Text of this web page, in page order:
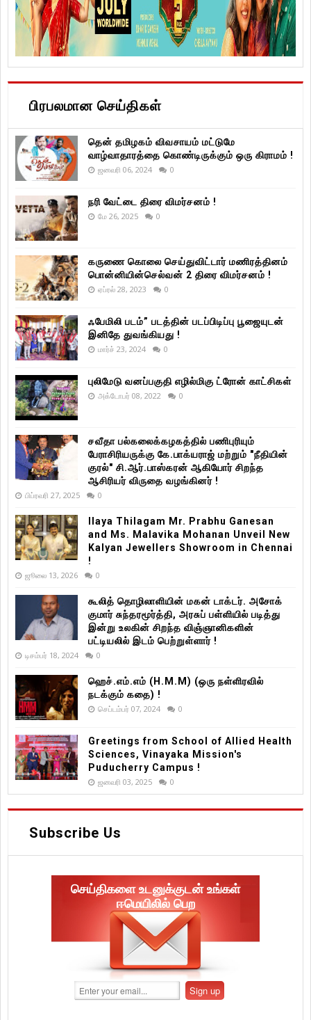
பிரபலமான செய்திகள்
தென் தமிழகம் விவசாயம் மட்டுமே
வாழ்வாதாரத்தை கொண்டிருக்கும் ஒரு கிராமம் !
ஜனவரி 06, 2024 0
நரி வேட்டை திரை விமர்சனம் !
மே 26, 2025 0
கருணை கொலை செய்துவிட்டார் மணிரத்தினம்
பொன்னியின்செல்வன் 2 திரை விமர்சனம் !
ஏப்ரல் 28, 2023 0
ஃபேமிலி படம்” படத்தின் படப்பிடிப்பு பூஜையுடன்
இனிதே துவங்கியது !
மார்ச் 23, 2024 0
புலிமேடு வனப்பகுதி எழில்மிகு ட்ரோன் காட்சிகள்
அக்டோபர் 08, 2022 0
சவீதா பல்கலைக்கழகத்தில் பணிபுரியும்
பேராசிரியருக்கு கே.பாக்யராஜ் மற்றும் "நீதியின்
குரல்" சி.ஆர்.பாஸ்கரன் ஆகியோர் சிறந்த
ஆசிரியர் விருதை வழங்கினர் !
பிப்ரவரி 27, 2025 0
Ilaya Thilagam Mr. Prabhu Ganesan
and Ms. Malavika Mohanan Unveil New
Kalyan Jewellers Showroom in Chennai
!
ஜூலை 13, 2026 0
கூலித் தொழிலாளியின் மகன் டாக்டர். அசோக்
குமார் சுந்தரமூர்த்தி, அரசுப் பள்ளியில் படித்து
இன்று உலகின் சிறந்த விஞ்ஞானிகளின்
பட்டியலில் இடம் பெற்றுள்ளார் !
டிசம்பர் 18, 2024 0
ஹெச்.எம்.எம் (H.M.M) (ஒரு நள்ளிரவில்
நடக்கும் கதை) !
செப்டம்பர் 07, 2024 0
Greetings from School of Allied Health
Sciences, Vinayaka Mission's
Puducherry Campus !
ஜனவரி 03, 2025 0
Subscribe Us
செய்திகளை உடனுக்குடன் உங்கள்
ஈமெயிலில் பெற